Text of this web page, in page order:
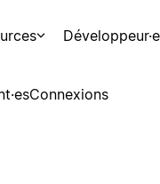
Connexions